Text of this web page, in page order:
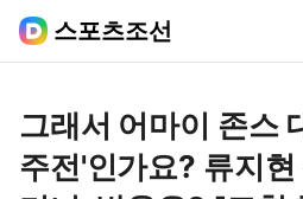
스포츠조선
그래서 어마이 존스
주전'인가요? 류지